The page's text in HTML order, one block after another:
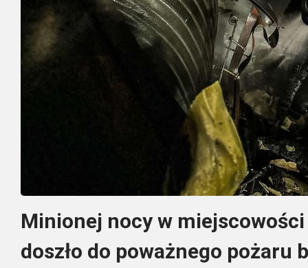
Minionej nocy w
doszło do poważnego pożaru